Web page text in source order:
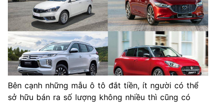
Bên cạnh những mẫu ô tô đắt tiền, ít người có thể
sở hữu bán ra số lượng không nhiều thì cũng có